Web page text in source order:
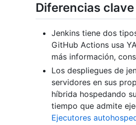
Diferencias clave
Jenkins tiene dos
GitHub Actions usa
más información,
Los despliegues de
servidores en sus
híbrida hospedando
tiempo que admite
Ejecutores